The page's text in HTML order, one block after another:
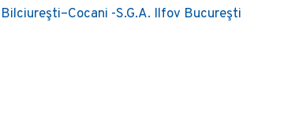
Bilciureşti–Cocani -S.G.A. Ilfov Bucureşti